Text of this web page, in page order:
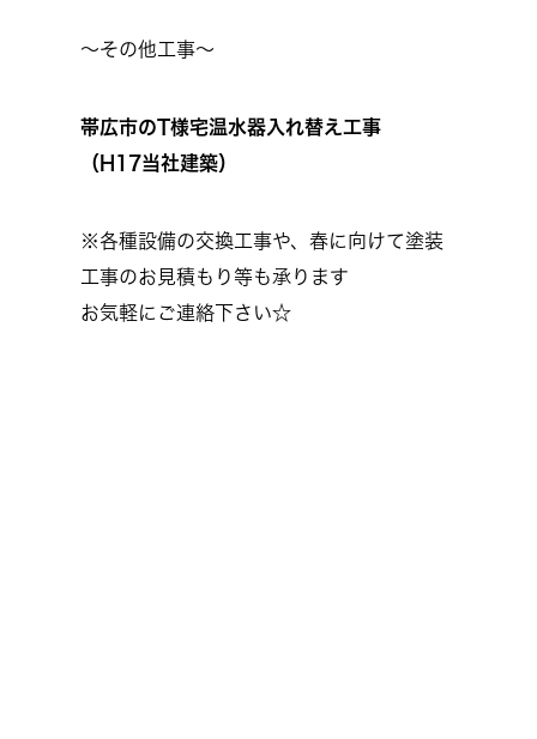
～その他工事～
帯広市のT様宅温水器入れ替え工事
（H17当社建築）
※各種設備の交換工事や、春に向けて塗装
工事のお見積もり等も承ります
お気軽にご連絡下さい☆